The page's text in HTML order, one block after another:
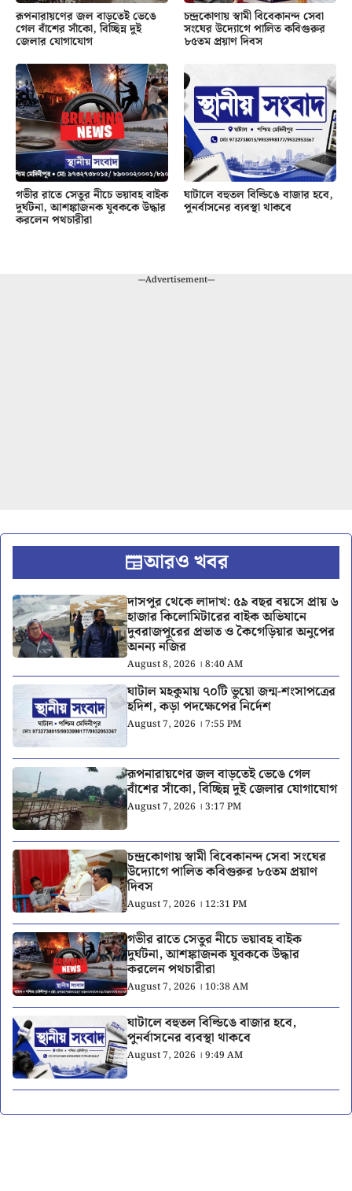
রূপনারায়ণের জল বাড়তেই ভেঙে
গেল বাঁশের সাঁকো, বিচ্ছিন্ন দুই
জেলার যোগাযোগ
চন্দ্রকোণায় স্বামী বিবেকানন্দ সেবা
সংঘের উদ্যোগে পালিত কবিগুরুর
৮৫তম প্রয়াণ দিবস
গভীর রাতে সেতুর নীচে ভয়াবহ বাইক
দুর্ঘটনা, আশঙ্কাজনক যুবককে উদ্ধার
করলেন পথচারীরা
ঘাটালে বহুতল বিল্ডিঙে বাজার হবে,
পুনর্বাসনের ব্যবস্থা থাকবে
---Advertisement---
আরও খবর
দাসপুর থেকে লাদাখ: ৫৯ বছর বয়সে প্রায় ৬
হাজার কিলোমিটারের বাইক অভিযানে
দুবরাজপুরের প্রভাত ও কৈগেড়িয়ার অনুপের
অনন্য নজির
August 8, 2026 । 8:40 AM
ঘাটাল মহকুমায় ৭০টি ভুয়ো জন্ম-শংসাপত্রের
হদিশ, কড়া পদক্ষেপের নির্দেশ
August 7, 2026 । 7:55 PM
রূপনারায়ণের জল বাড়তেই ভেঙে গেল
বাঁশের সাঁকো, বিচ্ছিন্ন দুই জেলার যোগাযোগ
August 7, 2026 । 3:17 PM
চন্দ্রকোণায় স্বামী বিবেকানন্দ সেবা সংঘের
উদ্যোগে পালিত কবিগুরুর ৮৫তম প্রয়াণ
দিবস
August 7, 2026 । 12:31 PM
গভীর রাতে সেতুর নীচে ভয়াবহ বাইক
দুর্ঘটনা, আশঙ্কাজনক যুবককে উদ্ধার
করলেন পথচারীরা
August 7, 2026 । 10:38 AM
ঘাটালে বহুতল বিল্ডিঙে বাজার হবে,
পুনর্বাসনের ব্যবস্থা থাকবে
August 7, 2026 । 9:49 AM